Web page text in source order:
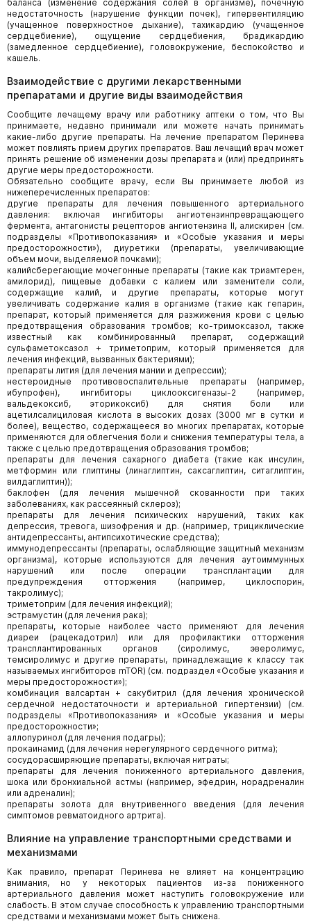
баланса (изменение содержания солей в организме), почечную
недостаточность (нарушение функции почек), гипервентиляцию
(учащенное поверхностное дыхание), тахикардию (учащенное
сердцебиение), ощущение сердцебиения, брадикардию
(замедленное сердцебиение), головокружение, беспокойство и
кашель.
Взаимодействие с другими лекарственными
препаратами и другие виды взаимодействия
Сообщите лечащему врачу или работнику аптеки о том, что Вы
принимаете, недавно принимали или можете начать принимать
какие-либо другие препараты. На лечение препаратом Перинева
может повлиять прием других препаратов. Ваш лечащий врач может
принять решение об изменении дозы препарата и (или) предпринять
другие меры предосторожности.
Обязательно сообщите врачу, если Вы принимаете любой из
нижеперечисленных препаратов:
другие препараты для лечения повышенного артериального
давления: включая ингибиторы ангиотензинпревращающего
фермента, антагонисты рецепторов ангиотензина II, алискирен (см.
подразделы «Противопоказания» и «Особые указания и меры
предосторожности»), диуретики (препараты, увеличивающие
объем мочи, выделяемой почками);
калийсберегающие мочегонные препараты (такие как триамтерен,
амилорид), пищевые добавки с калием или заменители соли,
содержащие калий, и другие препараты, которые могут
увеличивать содержание калия в организме (такие как гепарин,
препарат, который применяется для разжижения крови с целью
предотвращения образования тромбов; ко-тримоксазол, также
известный как комбинированный препарат, содержащий
сульфаметоксазол + триметоприм, который применяется для
лечения инфекций, вызванных бактериями);
препараты лития (для лечения мании и депрессии);
нестероидные противовоспалительные препараты (например,
ибупрофен), ингибиторы циклооксигеназы-2 (например,
вальдекоксиб, эторикоксиб) для снятия боли или
ацетилсалициловая кислота в высоких дозах (3000 мг в сутки и
более), вещество, содержащееся во многих препаратах, которые
применяются для облегчения боли и снижения температуры тела, а
также с целью предотвращения образования тромбов;
препараты для лечения сахарного диабета (такие как инсулин,
метформин или глиптины (линаглиптин, саксаглиптин, ситаглиптин,
вилдаглиптин));
баклофен (для лечения мышечной скованности при таких
заболеваниях, как рассеянный склероз);
препараты для лечения психических нарушений, таких как
депрессия, тревога, шизофрения и др. (например, трициклические
антидепрессанты, антипсихотические средства);
иммунодепрессанты (препараты, ослабляющие защитный механизм
организма), которые используются для лечения аутоиммунных
нарушений или после операции трансплантации для
предупреждения отторжения (например, циклоспорин,
такролимус);
триметоприм (для лечения инфекций);
эстрамустин (для лечения рака);
препараты, которые наиболее часто применяют для лечения
диареи (рацекадотрил) или для профилактики отторжения
трансплантированных органов (сиролимус, эверолимус,
темсиролимус и другие препараты, принадлежащие к классу так
называемых ингибиторов mTOR) (см. подраздел «Особые указания и
меры предосторожности»);
комбинация валсартан + сакубитрил (для лечения хронической
сердечной недостаточности и артериальной гипертензии) (см.
подразделы «Противопоказания» и «Особые указания и меры
предосторожности»;
аллопуринол (для лечения подагры);
прокаинамид (для лечения нерегулярного сердечного ритма);
сосудорасширяющие препараты, включая нитраты;
препараты для лечения пониженного артериального давления,
шока или бронхиальной астмы (например, эфедрин, норадреналин
или адреналин);
препараты золота для внутривенного введения (для лечения
симптомов ревматоидного артрита).
Влияние на управление транспортными средствами и
механизмами
Как правило, препарат Перинева не влияет на концентрацию
внимания, но у некоторых пациентов из-за пониженного
артериального давления может наступить головокружение или
слабость. В этом случае способность к управлению транспортными
средствами и механизмами может быть снижена.